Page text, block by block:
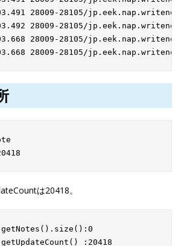
28009-28105/
28009-28105/jp.eek.nap.writenote
28009-28105/
は20418。